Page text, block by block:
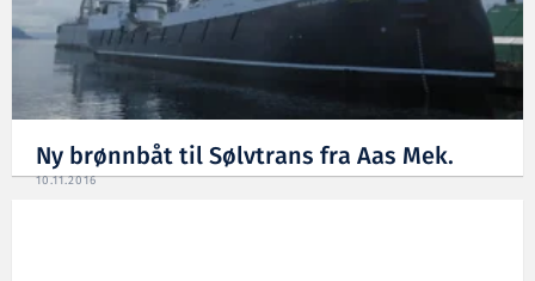
Ny brønnbåt til Sølvtrans fra Aas Mek.
10.11.2016